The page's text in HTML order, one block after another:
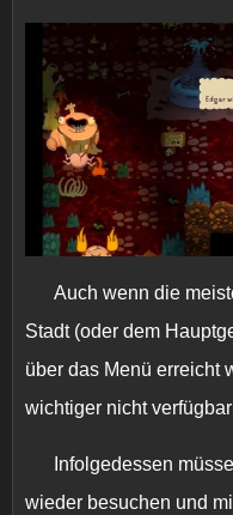
Auch wenn die
Stadt (oder dem
über das Menü erreicht
wichtiger nicht
Infolgedessen
wieder besuchen und